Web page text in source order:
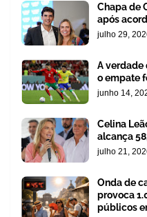
Chapa de
após
julho 29,
A verdade
o empate
junho 14,
Celina
alcança
julho 21,
Onda de
provoca
públicos